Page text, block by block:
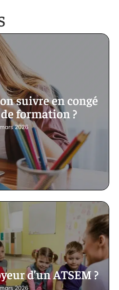
suivre en congé
formation ?
2026
d’un ATSEM ?
2026